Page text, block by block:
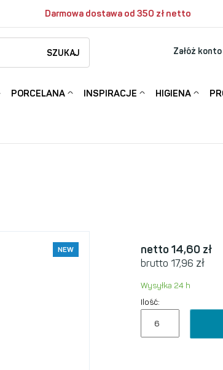
Darmowa dostawa od 350 zł netto
SZUKAJ Załóż konto
PORCELANA INSPIRACJE HIGIENA
NEW netto 14,60 zł
brutto 17,96 zł
Wysyłka 24 h
Ilość: